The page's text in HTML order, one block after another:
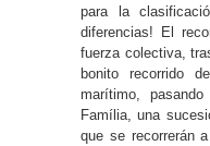
para la
diferencias! El
fuerza colectiva,
bonito recorrido
marítimo,
Família, una
que se recorrerán